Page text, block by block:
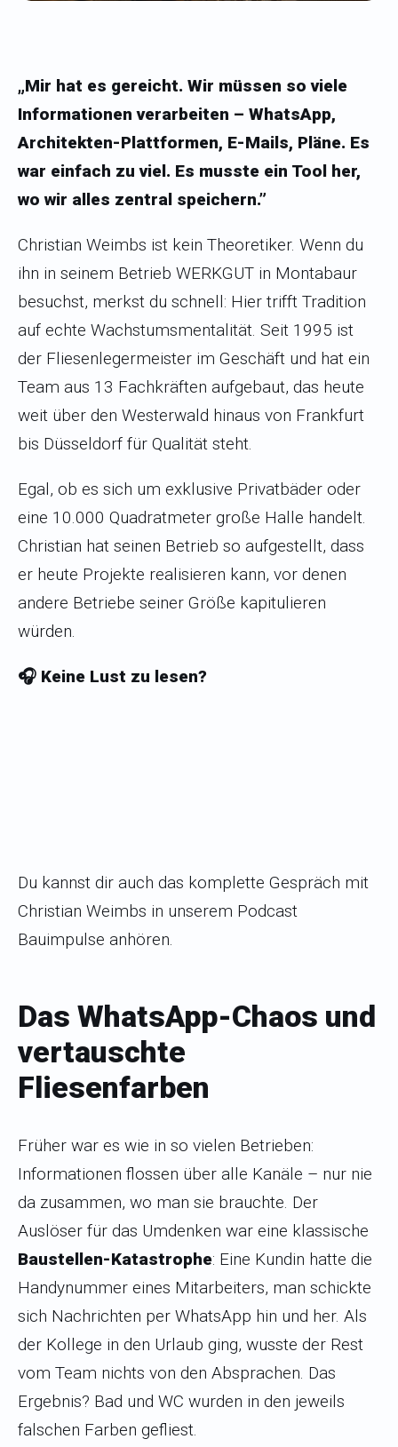
„Mir hat es gereicht. Wir müssen so viele
Informationen verarbeiten – WhatsApp,
Architekten-Plattformen, E-Mails, Pläne. Es
war einfach zu viel. Es musste ein Tool her,
wo wir alles zentral speichern.”
Christian Weimbs ist kein Theoretiker. Wenn du
ihn in seinem Betrieb WERKGUT in Montabaur
besuchst, merkst du schnell: Hier trifft Tradition
auf echte Wachstumsmentalität. Seit 1995 ist
der Fliesenlegermeister im Geschäft und hat ein
Team aus 13 Fachkräften aufgebaut, das heute
weit über den Westerwald hinaus von Frankfurt
bis Düsseldorf für Qualität steht.
Egal, ob es sich um exklusive Privatbäder oder
eine 10.000 Quadratmeter große Halle handelt.
Christian hat seinen Betrieb so aufgestellt, dass
er heute Projekte realisieren kann, vor denen
andere Betriebe seiner Größe kapitulieren
würden.
🎧 Keine Lust zu lesen?
Du kannst dir auch das komplette Gespräch mit
Christian Weimbs in unserem Podcast
Bauimpulse anhören.
Das WhatsApp-Chaos und
vertauschte
Fliesenfarben
Früher war es wie in so vielen Betrieben:
Informationen flossen über alle Kanäle – nur nie
da zusammen, wo man sie brauchte. Der
Auslöser für das Umdenken war eine klassische
Baustellen-Katastrophe: Eine Kundin hatte die
Handynummer eines Mitarbeiters, man schickte
sich Nachrichten per WhatsApp hin und her. Als
der Kollege in den Urlaub ging, wusste der Rest
vom Team nichts von den Absprachen. Das
Ergebnis? Bad und WC wurden in den jeweils
falschen Farben gefliest.